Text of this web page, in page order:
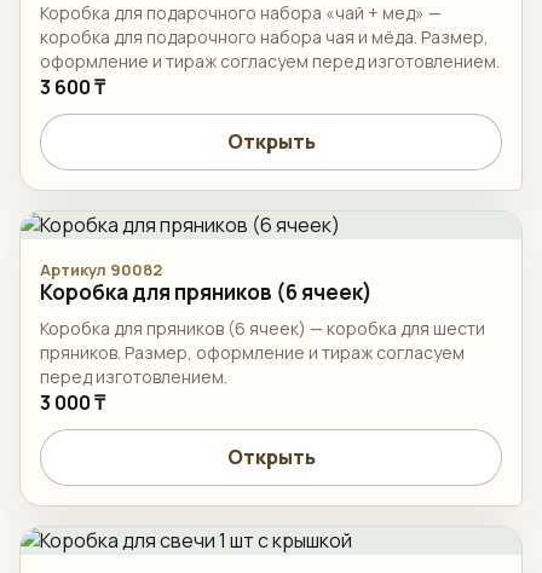
Коробка для подарочного набора «чай + мед» —
коробка для подарочного набора чая и мёда. Размер,
оформление и тираж согласуем перед изготовлением.
3 600 ₸
Открыть
Артикул 90082
Коробка для пряников (6 ячеек)
Коробка для пряников (6 ячеек) — коробка для шести
пряников. Размер, оформление и тираж согласуем
перед изготовлением.
3 000 ₸
Открыть